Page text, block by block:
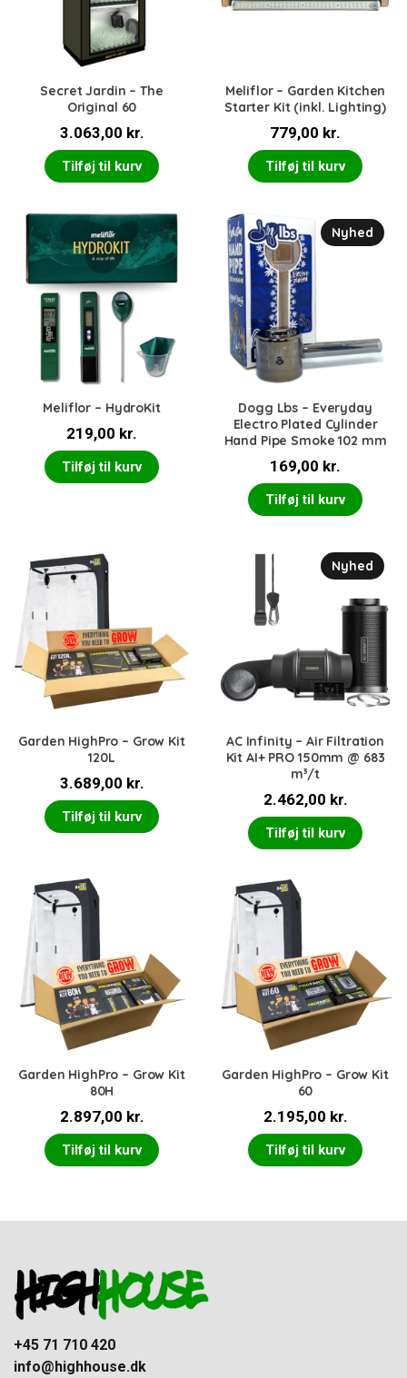
Secret Jardin – The
Original 60
3.063,00 kr.
Tilføj til kurv
Meliflor – Garden Kitchen
Starter Kit (inkl. Lighting)
779,00 kr.
Tilføj til kurv
Meliflor – HydroKit
219,00 kr.
Tilføj til kurv
Nyhed
Dogg Lbs – Everyday
Electro Plated Cylinder
Hand Pipe Smoke 102 mm
169,00 kr.
Tilføj til kurv
Garden HighPro – Grow Kit
120L
3.689,00 kr.
Tilføj til kurv
Nyhed
AC Infinity – Air Filtration
Kit AI+ PRO 150mm @ 683
m³/t
2.462,00 kr.
Tilføj til kurv
Garden HighPro – Grow Kit
80H
2.897,00 kr.
Tilføj til kurv
Garden HighPro – Grow Kit
60
2.195,00 kr.
Tilføj til kurv
+45 71 710 420
info@highhouse.dk